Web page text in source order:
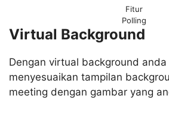
Fitur
Polling
Virtual Background
Dengan virtual background
menyesuaikan tampilan
meeting dengan gambar yang